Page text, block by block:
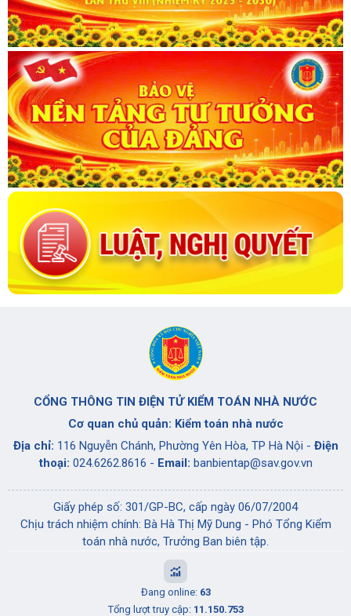
CỔNG THÔNG TIN ĐIỆN TỬ KIỂM TOÁN NHÀ NƯỚC
Cơ quan chủ quản: Kiểm toán nhà nước
Địa chỉ: 116 Nguyễn Chánh, Phường Yên Hòa, TP Hà Nội - Điện
thoại: 024.6262.8616 - Email: banbientap@sav.gov.vn
Giấy phép số: 301/GP-BC, cấp ngày 06/07/2004
Chịu trách nhiệm chính: Bà Hà Thị Mỹ Dung - Phó Tổng Kiểm
toán nhà nước, Trưởng Ban biên tập.
Đang online: 63
Tổng lượt truy cập: 11.150.753